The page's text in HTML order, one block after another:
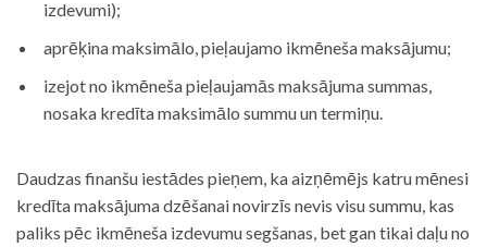
izdevumi);
aprēķina maksimālo, pieļaujamo ikmēneša maksājumu;
izejot no ikmēneša pieļaujamās maksājuma summas,
nosaka kredīta maksimālo summu un termiņu.
Daudzas finanšu iestādes pieņem, ka aizņēmējs katru mēnesi
kredīta maksājuma dzēšanai novirzīs nevis visu summu, kas
paliks pēc ikmēneša izdevumu segšanas, bet gan tikai daļu no